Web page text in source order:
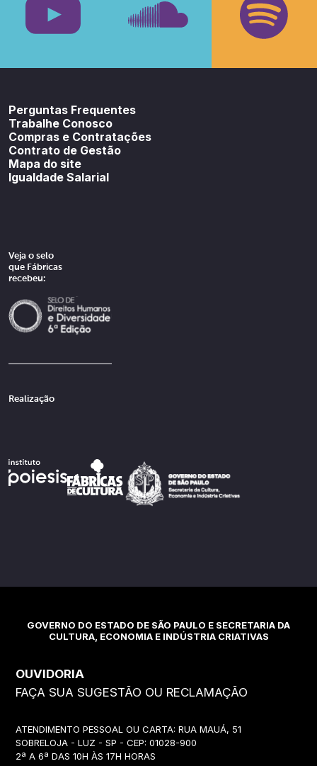
Perguntas Frequentes
Trabalhe Conosco
Compras e Contratações
Contrato de Gestão
Mapa do site
Igualdade Salarial
Veja o selo
que Fábricas
recebeu:
Realização
GOVERNO DO ESTADO DE SÃO PAULO E SECRETARIA DA
CULTURA, ECONOMIA E INDÚSTRIA CRIATIVAS
OUVIDORIA
FAÇA SUA SUGESTÃO OU RECLAMAÇÃO
ATENDIMENTO PESSOAL OU CARTA: RUA MAUÁ, 51
SOBRELOJA - LUZ - SP - CEP: 01028-900
2ª A 6ª DAS 10H ÀS 17H HORAS